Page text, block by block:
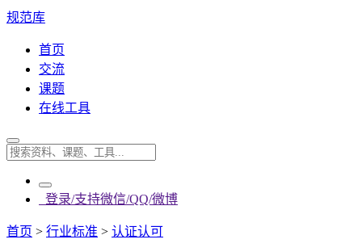
规范库
首页
交流
课题
在线工具
登录/支持微信/QQ/微博
首页 > 行业标准 > 认证认可